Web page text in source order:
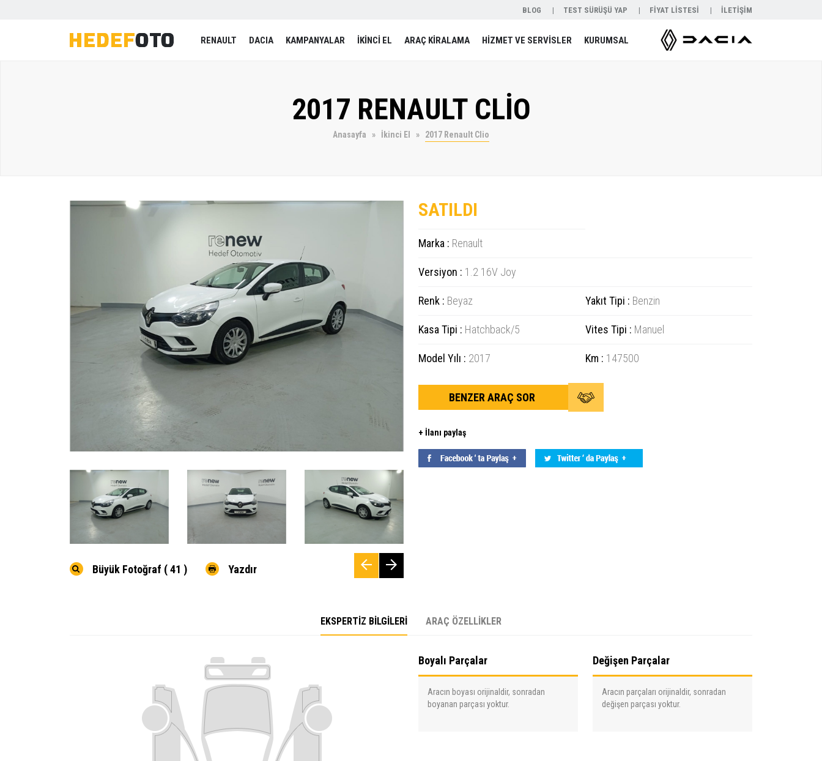
BLOG TEST SÜRÜŞÜ YAP FİYAT LİSTESİ İLETİŞİM
RENAULT DACIA KAMPANYALAR İKİNCİ EL ARAÇ KİRALAMA HİZMET VE SERVİSLER KURUMSAL
2017 RENAULT CLİO
Anasayfa İkinci El 2017 Renault Clio
Büyük Fotoğraf ( 41 ) Yazdır
SATILDI
Marka : Renault
Versiyon : 1.2 16V Joy
Renk : Beyaz Yakıt Tipi : Benzin
Kasa Tipi : Hatchback/5 Vites Tipi : Manuel
Model Yılı : 2017 Km : 147500
BENZER ARAÇ SOR
+ İlanı paylaş
EKSPERTİZ BİLGİLERİ ARAÇ ÖZELLİKLER
Boyalı Parçalar
Aracın boyası orijinaldir, sonradan
boyanan parçası yoktur.
Değişen Parçalar
Aracın parçaları orijinaldir, sonradan
değişen parçası yoktur.